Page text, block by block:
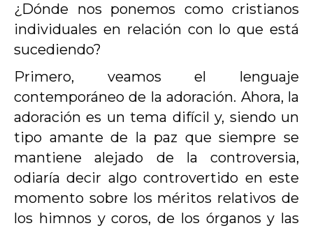
¿Dónde nos ponemos como cristianos
individuales en relación con lo que está
sucediendo?
Primero, veamos el lenguaje
contemporáneo de la adoración. Ahora, la
adoración es un tema difícil y, siendo un
tipo amante de la paz que siempre se
mantiene alejado de la controversia,
odiaría decir algo controvertido en este
momento sobre los méritos relativos de
los himnos y coros, de los órganos y las